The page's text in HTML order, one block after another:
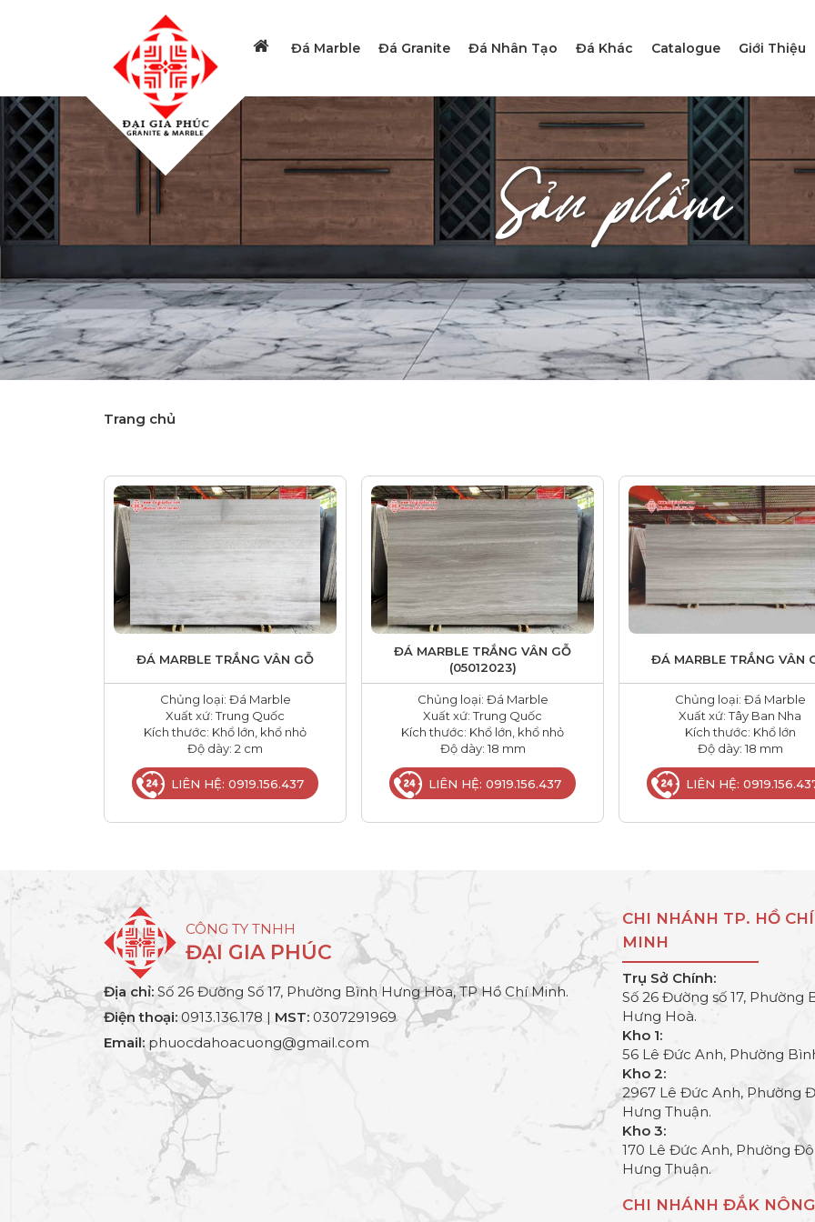
Đá Marble Đá Granite Đá Nhân Tạo Đá Khác Catalogue Giới Thiệu
Sản phẩm
Trang chủ
ĐÁ MARBLE TRẮNG VÂN GỖ
Chủng loại: Đá Marble
Xuất xứ: Trung Quốc
Kích thước: Khổ lớn, khổ nhỏ
Độ dày: 2 cm
LIÊN HỆ: 0919.156.437
ĐÁ MARBLE TRẮNG VÂN GỖ
(05012023)
Chủng loại: Đá Marble
Xuất xứ: Trung Quốc
Kích thước: Khổ lớn, khổ nhỏ
Độ dày: 18 mm
LIÊN HỆ: 0919.156.437
ĐÁ MARBLE TRẮNG VÂN
Chủng loại: Đá Marble
Xuất xứ: Tây Ban Nha
Kích thước: Khổ lớn
Độ dày: 18 mm
LIÊN HỆ:
CÔNG TY TNHH
ĐẠI GIA PHÚC
Địa chỉ: Số 26 Đường Số 17, Phường Bình Hưng Hòa, TP Hồ Chí Minh.
Điện thoại: 0913.136.178 | MST: 0307291969
Email:phuocdahoacuong@gmail.com
CHI NHÁNH TP. HỒ CHÍ
MINH
Trụ Sở Chính:
Số 26 Đường số 17, Phường
Hưng Hoà.
Kho 1:
56 Lê Đức Anh, Phường
Kho 2:
2967 Lê Đức Anh, Phường
Hưng Thuận.
Kho 3:
170 Lê Đức Anh, Phường
Hưng Thuận.
CHI NHÁNH ĐẮK NÔNG